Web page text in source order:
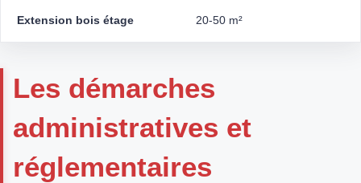
Extension bois étage 20-50 m²
Les démarches
administratives et
réglementaires